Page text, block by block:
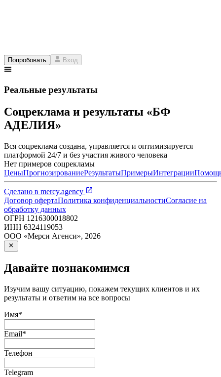
Попробовать Вход
Реальные результаты
Соцреклама и результаты «БФ
АДЕЛИЯ»
Вся соцреклама создана, управляется и оптимизируется
платформой 24/7 и без участия живого человека
Нет примеров соцрекламы
ЦеныПрогнозированиеРезультатыПримерыИнтеграции
Сделано в mercy.agency
Договор офертаПолитика конфиденциальностиСогласие на
обработку данных
ОГРН 1216300018802
ИНН 6324119053
ООО «Мерси Агенси», 2026
Давайте познакомимся
Изучим вашу ситуацию, покажем текущих клиентов и их
результаты и ответим на все вопросы
Имя*
Email*
Телефон
Telegram